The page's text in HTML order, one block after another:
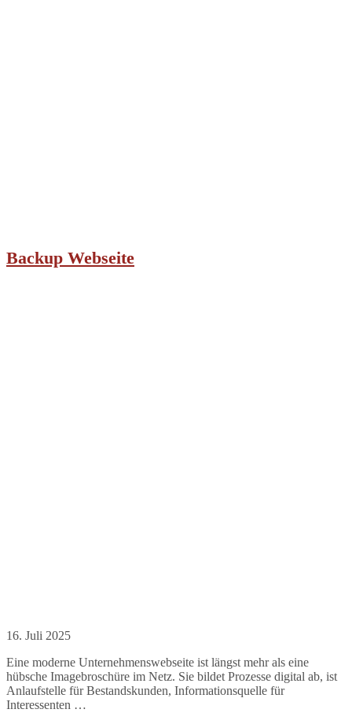
Backup Webseite
16. Juli 2025
Eine moderne Unternehmenswebseite ist längst mehr als eine
hübsche Imagebroschüre im Netz. Sie bildet Prozesse digital ab, ist
Anlaufstelle für Bestandskunden, Informationsquelle für
Interessenten …